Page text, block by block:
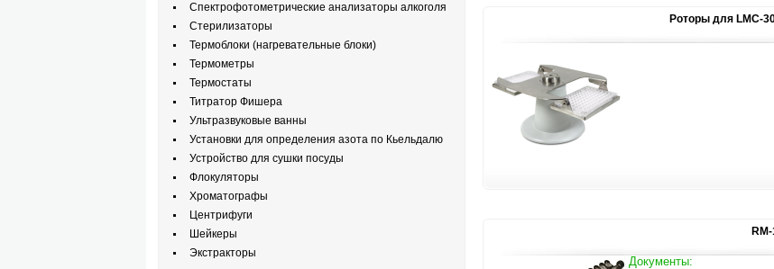
Спектрофотометрические анализаторы алкоголя
Стерилизаторы
Термоблоки (нагревательные блоки)
Термометры
Термостаты
Титратор Фишера
Ультразвуковые ванны
Установки для определения азота по Кьельдалю
Устройство для сушки посуды
Флокуляторы
Хроматографы
Центрифуги
Шейкеры
Экстракторы
Pоторы для LMC-
Документы: